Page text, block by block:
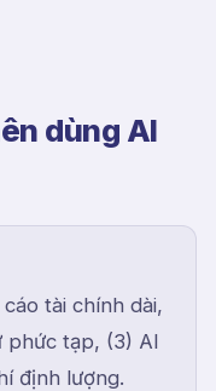
dùng AI
tài chính dài,
phức tạp, (3) AI
định lượng.